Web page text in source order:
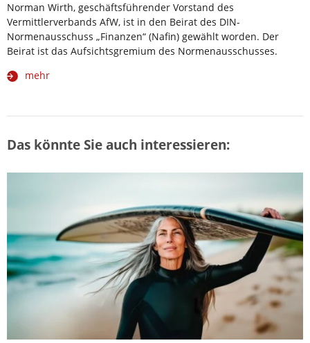
Norman Wirth, geschäftsführender Vorstand des
Vermittlerverbands AfW, ist in den Beirat des DIN-
Normenausschuss „Finanzen“ (Nafin) gewählt worden. Der
Beirat ist das Aufsichtsgremium des Normenausschusses.
mehr
Das könnte Sie auch interessieren: